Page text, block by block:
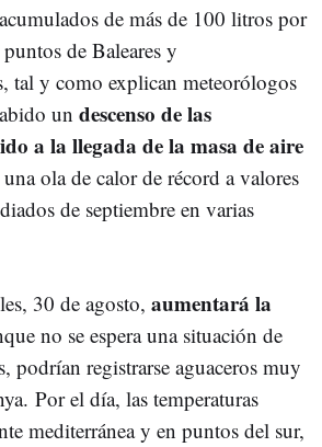
de más de 100 litros por
de Baleares y
tal y como explican meteorólogos
un descenso de las
a la llegada de la masa de aire
ola de calor de récord a valores
de septiembre en varias
30 de agosto, aumentará la
no se espera una situación de
podrían registrarse aguaceros muy
Por el día, las temperaturas
mediterránea y en puntos del sur,